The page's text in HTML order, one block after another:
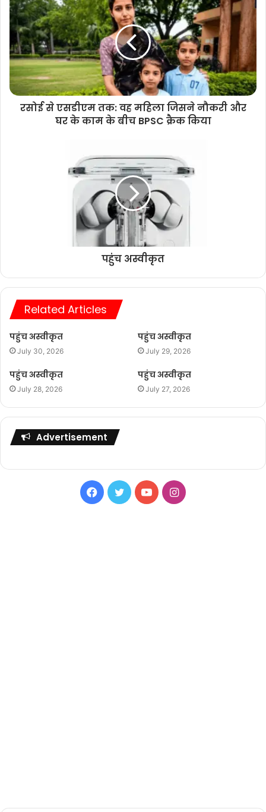
रसोई से एसडीएम तक: वह महिला जिसने नौकरी और
घर के काम के बीच BPSC क्रैक किया
पहुंच अस्वीकृत
Related Articles
पहुंच अस्वीकृत
July 30, 2026
पहुंच अस्वीकृत
July 29, 2026
पहुंच अस्वीकृत
July 28, 2026
पहुंच अस्वीकृत
July 27, 2026
Advertisement
Facebook
TwitterYouTubeInstagram